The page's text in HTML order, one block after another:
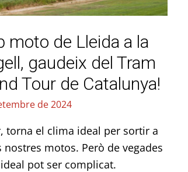
moto de Lleida a la
gaudeix del Tram
Tour de Catalunya!
de 2024
torna el clima ideal per sortir a
motos. Però de vegades
pot ser complicat.